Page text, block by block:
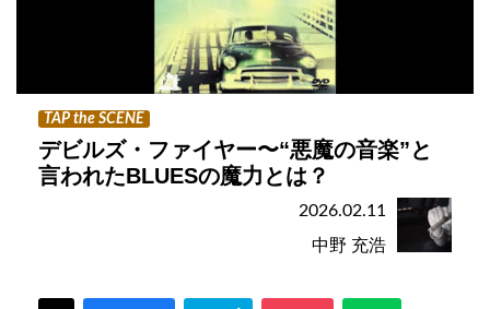
TAP the SCENE
デビルズ・ファイヤー〜“悪魔の音楽”と
言われたBLUESの魔力とは？
2026.02.11
中野 充浩